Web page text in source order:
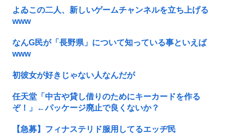
よゐこの二人、新しいゲームチャンネルを立ち上げる
www
なんG民が「長野県」について知っている事といえば
www
初彼女が好きじゃない人なんだが
任天堂「中古や貸し借りのためにキーカードを作る
ぞ！」←パッケージ廃止で良くないか？
【急募】フィナステリド服用してるエッヂ民